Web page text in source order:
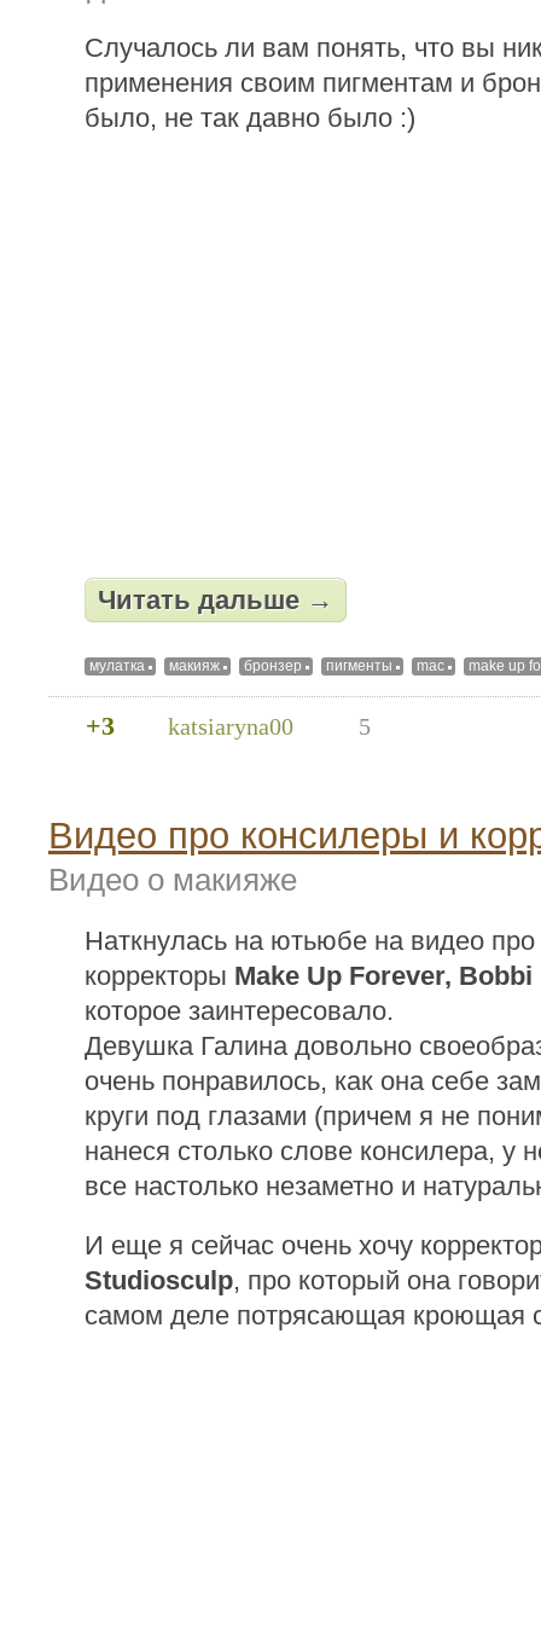
Случалось ли вам понять, что вы
применения своим пигментам и
было, не так давно было :)
Читать дальше →
мулатка макияж бронзер пигменты mac make up
+3 katsiaryna00 5
Видео про консилеры и
Видео о макияже
Наткнулась на ютьюбе на видео
корректоры Make Up Forever,
которое заинтересовало.
Девушка Галина довольно
очень понравилось, как она себе
круги под глазами (причем я не
нанеся столько слове консилера, у
все настолько незаметно и
И еще я сейчас очень хочу
Studiosculp, про который она
самом деле потрясающая кроющая